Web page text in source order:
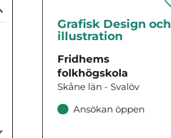
Grafisk Design och
illustration
Fridhems
folkhögskola
Skåne län - Svalöv
Ansökan öppen